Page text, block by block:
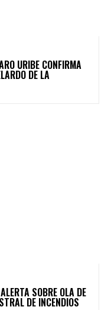
URIBE CONFIRMA
DE LA
SOBRE OLA DE
DE INCENDIOS